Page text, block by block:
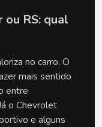
ou RS: qual
no carro. O
mais sentido
entre
o Chevrolet
e alguns